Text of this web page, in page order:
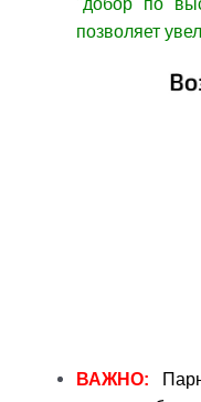
"добор по
позволяет
ВАЖНО: